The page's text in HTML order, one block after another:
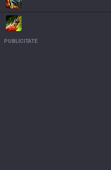
PUBLICITATE